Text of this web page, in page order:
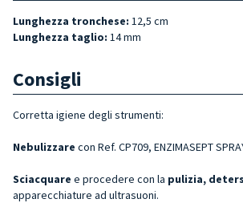
Lunghezza tronchese: 12,5 cm
Lunghezza taglio: 14 mm
Consigli
Corretta igiene degli strumenti:
Nebulizzare con Ref. CP709, ENZIMASEPT
Sciacquare e procedere con la pulizia,
apparecchiature ad ultrasuoni.